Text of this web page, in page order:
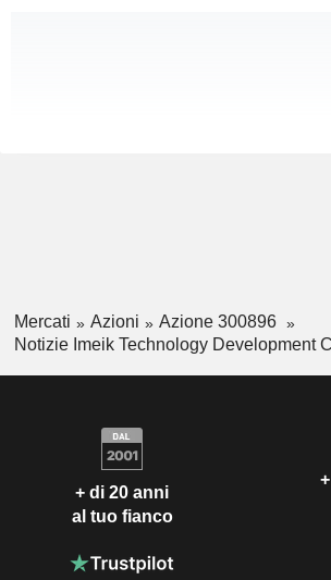
Mercati Azioni
Azione 300896
Notizie Imeik Technology Development
+ di 20 anni
al tuo fianco